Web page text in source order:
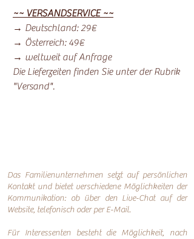
~~ VERSANDSERVICE ~~
→ Deutschland: 29€
→ Österreich: 49€
→ weltweit auf Anfrage
Die Lieferzeiten finden Sie unter der Rubrik
"Versand".
Das Familienunternehmen setzt auf persönlichen
Kontakt und bietet verschiedene Möglichkeiten der
Kommunikation: ob über den Live-Chat auf der
Website, telefonisch oder perE-Mail.
Für Interessenten besteht die Möglichkeit, nach